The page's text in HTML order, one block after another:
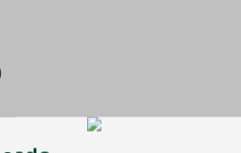
cuidados com a pele e cuidado